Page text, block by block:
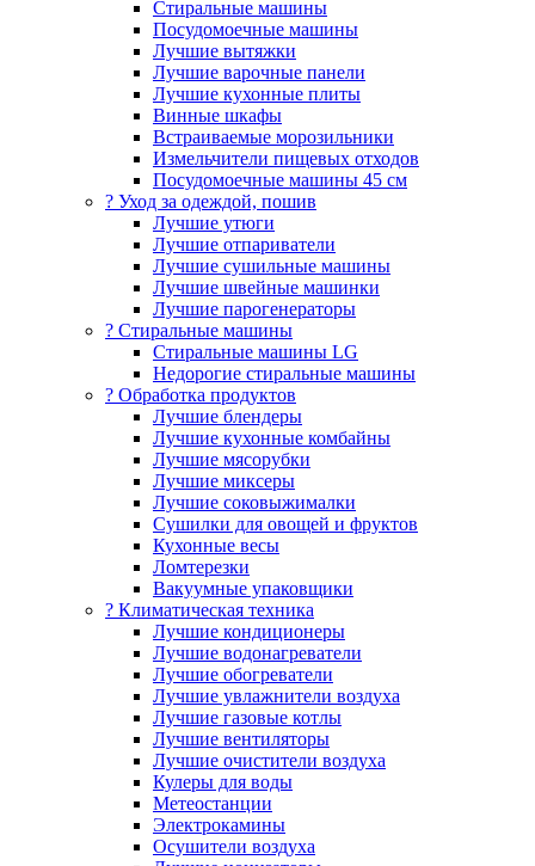
Стиральные машины
Посудомоечные машины
Лучшие вытяжки
Лучшие варочные панели
Лучшие кухонные плиты
Винные шкафы
Встраиваемые морозильники
Измельчители пищевых отходов
Посудомоечные машины 45 см
? Уход за одеждой, пошив
Лучшие утюги
Лучшие отпариватели
Лучшие сушильные машины
Лучшие швейные машинки
Лучшие парогенераторы
? Стиральные машины
Стиральные машины LG
Недорогие стиральные машины
? Обработка продуктов
Лучшие блендеры
Лучшие кухонные комбайны
Лучшие мясорубки
Лучшие миксеры
Лучшие соковыжималки
Сушилки для овощей и фруктов
Кухонные весы
Ломтерезки
Вакуумные упаковщики
?️ Климатическая техника
Лучшие кондиционеры
Лучшие водонагреватели
Лучшие обогреватели
Лучшие увлажнители воздуха
Лучшие газовые котлы
Лучшие вентиляторы
Лучшие очистители воздуха
Кулеры для воды
Метеостанции
Электрокамины
Осушители воздуха